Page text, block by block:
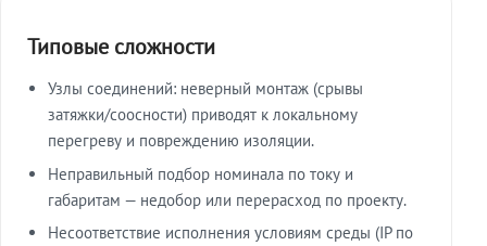
Типовые сложности
Узлы соединений: неверный монтаж (срывы
затяжки/соосности) приводят к локальному
перегреву и повреждению изоляции.
Неправильный подбор номинала по току и
габаритам — недобор или перерасход по проекту.
Несоответствие исполнения условиям среды (IP по